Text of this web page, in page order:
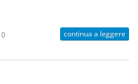
continua a leggere